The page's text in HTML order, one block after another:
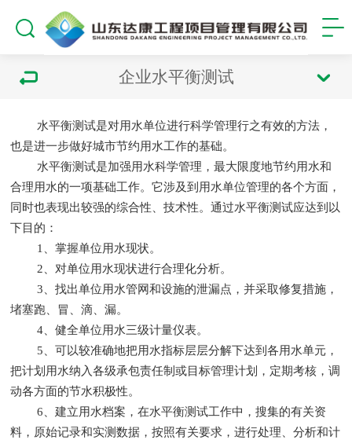
企业水平衡测试
水平衡测试是对用水单位进行科学管理行之有效的方法，
也是进一步做好城市节约用水工作的基础。
水平衡测试是加强用水科学管理，最大限度地节约用水和
合理用水的一项基础工作。它涉及到用水单位管理的各个方面，
同时也表现出较强的综合性、技术性。通过水平衡测试应达到以
下目的：
1、掌握单位用水现状。
2、对单位用水现状进行合理化分析。
3、找出单位用水管网和设施的泄漏点，并采取修复措施，
堵塞跑、冒、滴、漏。
4、健全单位用水三级计量仪表。
5、可以较准确地把用水指标层层分解下达到各用水单元，
把计划用水纳入各级承包责任制或目标管理计划，定期考核，调
动各方面的节水积极性。
6、建立用水档案，在水平衡测试工作中，搜集的有关资
料，原始记录和实测数据，按照有关要求，进行处理、分析和计